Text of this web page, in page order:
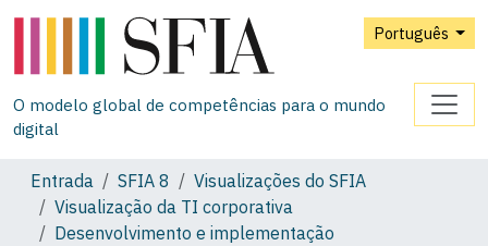
Português
O modelo global de competências para o mundo
digital
Entrada SFIA 8
Visualizações do SFIA
Visualização da TI corporativa
Desenvolvimento e implementação